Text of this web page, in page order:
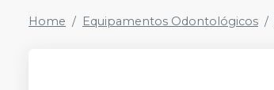
Home Equipamentos Odontológicos